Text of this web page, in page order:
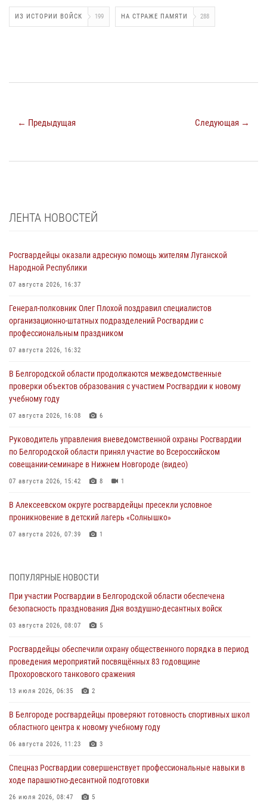
ИЗ ИСТОРИИ ВОЙСК 199 НА СТРАЖЕ ПАМЯТИ 288
← Предыдущая Следующая →
ЛЕНТА НОВОСТЕЙ
Росгвардейцы оказали адресную помощь жителям Луганской
Народной Республики
07 августа 2026, 16:37
Генерал-полковник Олег Плохой поздравил специалистов
организационно-штатных подразделений Росгвардии с
профессиональным праздником
07 августа 2026, 16:32
В Белгородской области продолжаются межведомственные
проверки объектов образования с участием Росгвардии к новому
учебному году
07 августа 2026, 16:08 6
Руководитель управления вневедомственной охраны Росгвардии
по Белгородской области принял участие во Всероссийском
совещании-семинаре в Нижнем Новгороде (видео)
07 августа 2026, 15:42 8 1
В Алексеевском округе росгвардейцы пресекли условное
проникновение в детский лагерь «Солнышко»
07 августа 2026, 07:39 1
Подвиги героев‑росгвардейцев увековечили в новой музейной
экспозиции белгородского музея‑диорамы «Курская битва.
06 августа 2026, 12:05 3
В Белгороде росгвардейцы проверяют готовность спортивных школ
областного центра к новому учебному году
Росгвардия обеспечила общественную безопасность празднования
83-й годовщины освобождения г. Белгорода от немецко -
06 августа 2026, 06:54 3
Офицеры Росгвардии и ветераны войск правопорядка почтили
ПОПУЛЯРНЫЕ НОВОСТИ
При участии Росгвардии в Белгородской области обеспечена
безопасность празднования Дня воздушно-десантных войск
03 августа 2026, 08:07 5
Росгвардейцы обеспечили охрану общественного порядка в период
проведения мероприятий посвящённых 83 годовщине
Прохоровского танкового сражения
13 июля 2026, 06:35 2
В Белгороде росгвардейцы проверяют готовность спортивных школ
областного центра к новому учебному году
06 августа 2026, 11:23 3
Спецназ Росгвардии совершенствует профессиональные навыки в
ходе парашютно-десантной подготовки
26 июля 2026, 08:47 5